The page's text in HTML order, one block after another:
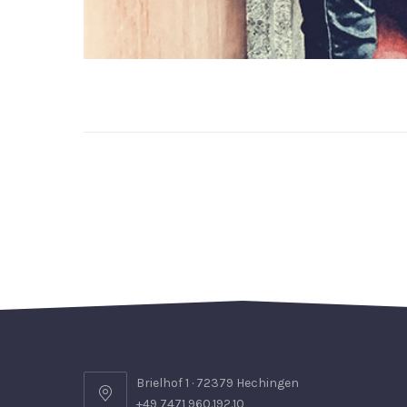
Brielhof 1 · 72379 Hechingen
+49 7471 960.192.10